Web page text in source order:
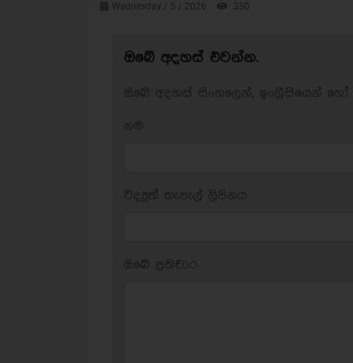
Wednesday / 5 / 2026 350
ඔබේ අදහස් එවන්න.